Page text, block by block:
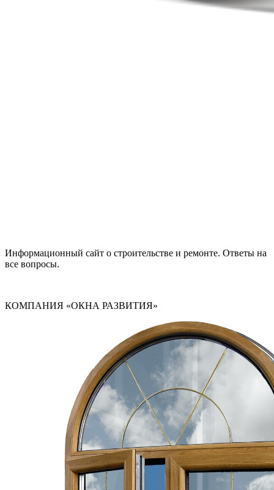
Информационный сайт о строительстве и ремонте. Ответы на
все вопросы.
КОМПАНИЯ «ОКНА РАЗВИТИЯ»